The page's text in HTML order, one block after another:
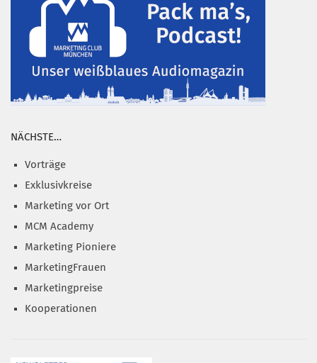
NÄCHSTE…
Vorträge
Exklusivkreise
Marketing vor Ort
MCM Academy
Marketing Pioniere
MarketingFrauen
Marketingpreise
Kooperationen